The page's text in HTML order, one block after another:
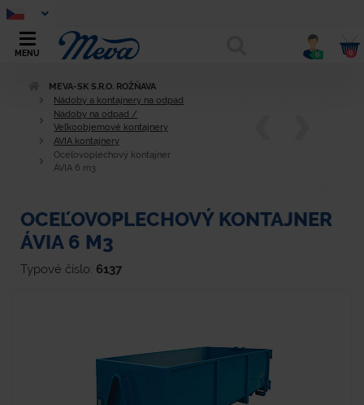
MENU 0 0
MEVA-SK S.R.O. ROŽŇAVA
Nádoby a kontajnery na odpad
Nádoby na odpad /
Veľkoobjemové kontajnery
AVIA kontajnery
Oceľovoplechový kontajner
ÁVIA 6 m3
OCEĽOVOPLECHOVÝ KONTAJNER
ÁVIA 6 M3
Typové číslo: 6137